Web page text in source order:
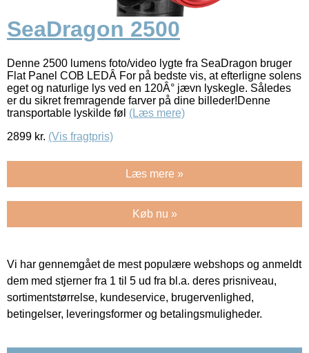
SeaDragon 2500
Denne 2500 lumens foto/video lygte fra SeaDragon bruger
Flat Panel COB LEDÂ For på bedste vis, at efterligne solens
eget og naturlige lys ved en 120Â° jævn lyskegle. Således
er du sikret fremragende farver på dine billeder!Denne
transportable lyskilde føl (Læs mere)
2899 kr. (Vis fragtpris)
Læs mere »
Køb nu »
Vi har gennemgået de mest populære webshops og anmeldt
dem med stjerner fra 1 til 5 ud fra bl.a. deres prisniveau,
sortimentstørrelse, kundeservice, brugervenlighed,
betingelser, leveringsformer og betalingsmuligheder.